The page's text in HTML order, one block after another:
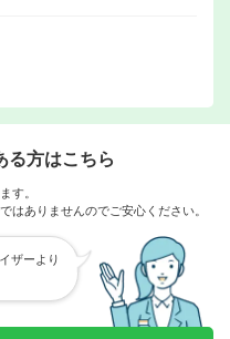
る方はこちら
す。
はありませんのでご安心ください。
ザーより